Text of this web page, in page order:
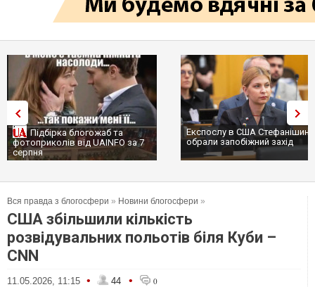
Підбірка блогожаб та
фотоприколів від UAINFO за 7
серпня
Експослу в США
обрали запобіжний захід
Вся правда з блогосфери » Новини блогосфери »
США збільшили кількість
розвідувальних польотів біля Куби –
CNN
11.05.2026, 11:15 • 44 • 0